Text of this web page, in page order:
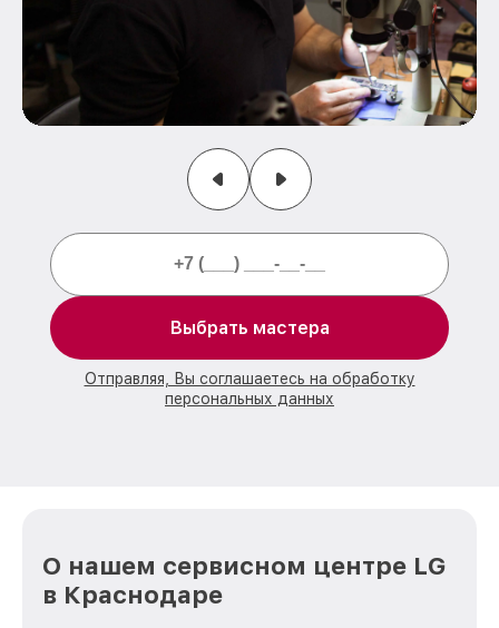
Выбрать мастера
Отправляя, Вы соглашаетесь на обработку
персональных данных
О нашем сервисном центре LG
в Краснодаре